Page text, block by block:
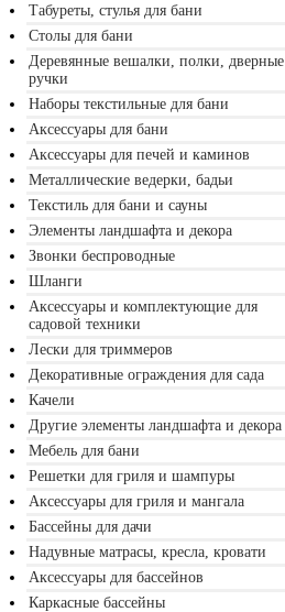
Табуреты, стулья для бани
Столы для бани
Деревянные вешалки, полки, дверные
ручки
Наборы текстильные для бани
Аксессуары для бани
Аксессуары для печей и каминов
Металлические ведерки, бадьи
Текстиль для бани и сауны
Элементы ландшафта и декора
Звонки беспроводные
Шланги
Аксессуары и комплектующие для
садовой техники
Лески для триммеров
Декоративные ограждения для сада
Качели
Другие элементы ландшафта и декора
Мебель для бани
Решетки для гриля и шампуры
Аксессуары для гриля и мангала
Бассейны для дачи
Надувные матрасы, кресла, кровати
Аксессуары для бассейнов
Каркасные бассейны